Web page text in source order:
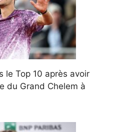
le Top 10 après avoir
du Grand Chelem à